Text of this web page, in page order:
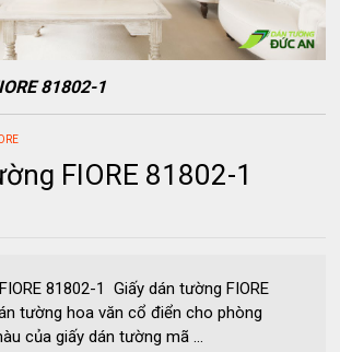
81802-1
FIORE 81802-1
81802-1 Giấy dán tường FIORE
tường hoa văn cổ điển cho phòng
của giấy dán tường mã ...